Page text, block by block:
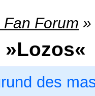
Forum »
des